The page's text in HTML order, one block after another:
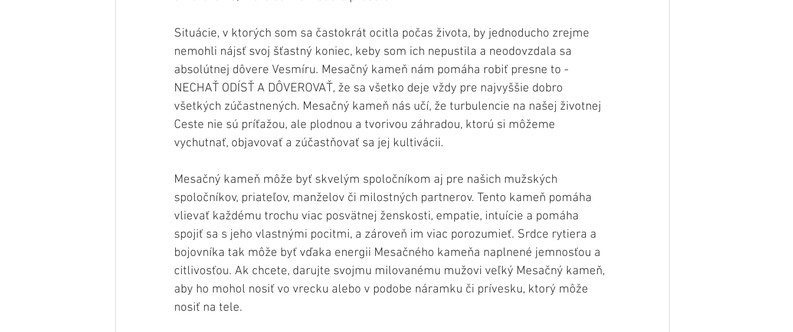
Situácie, v ktorých som sa častokrát ocitla počas života, by jednoducho zrejme
nemohli nájsť svoj šťastný koniec, keby som ich nepustila a neodovzdala sa
absolútnej dôvere Vesmíru. Mesačný kameň nám pomáha robiť presne to -
NECHAŤ ODÍSŤ A DÔVEROVAŤ, že sa všetko deje vždy pre najvyššie dobro
všetkých zúčastnených. Mesačný kameň nás učí, že turbulencie na našej životnej
Ceste nie sú príťažou, ale plodnou a tvorivou záhradou, ktorú si môžeme
vychutnať, objavovať a zúčastňovať sa jej kultivácii.
Mesačný kameň môže byť skvelým spoločníkom aj pre našich mužských
spoločníkov, priateľov, manželov či milostných partnerov. Tento kameň pomáha
vlievať každému trochu viac posvätnej ženskosti, empatie, intuície a pomáha
spojiť sa s jeho vlastnými pocitmi, a zároveň im viac porozumieť. Srdce rytiera a
bojovníka tak môže byť vďaka energii Mesačného kameňa naplnené jemnosťou a
citlivosťou. Ak chcete, darujte svojmu milovanému mužovi veľký Mesačný kameň,
aby ho mohol nosiť vo vrecku alebo v podobe náramku či prívesku, ktorý môže
nosiť na tele.